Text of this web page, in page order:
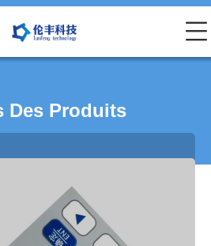
Des Produits